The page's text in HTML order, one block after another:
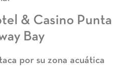
& Casino Punta
Bay
por su zona acuática